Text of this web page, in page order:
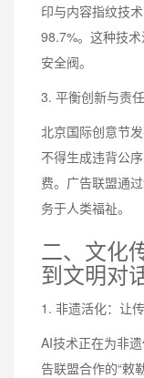
印与内容指纹技
98.7%。这种技
安全阀。
3. 平衡创新与责
北京国际创意节
不得生成违背公
费。广告联盟通
务于人类福祉。
二、文化
到文明对
1. 非遗活化：让
AI技术正在为非
告联盟合作的“敕